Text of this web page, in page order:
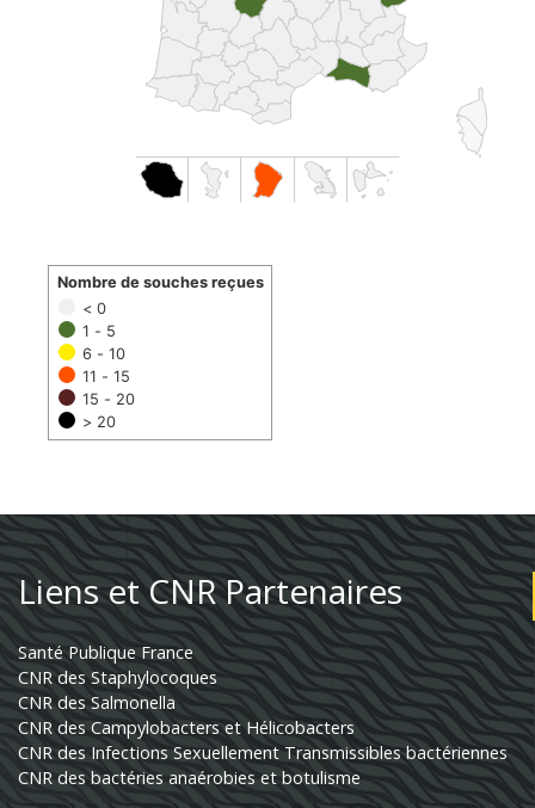
< 0
1 - 5
6 - 10
11 - 15
15 - 20
> 20
Nombre de souches reçues
Liens et CNR Partenaires
Santé Publique France
CNR des Staphylocoques
CNR des Salmonella
CNR des Campylobacters et Hélicobacters
CNR des Infections Sexuellement Transmissibles bactériennes
CNR des bactéries anaérobies et botulisme